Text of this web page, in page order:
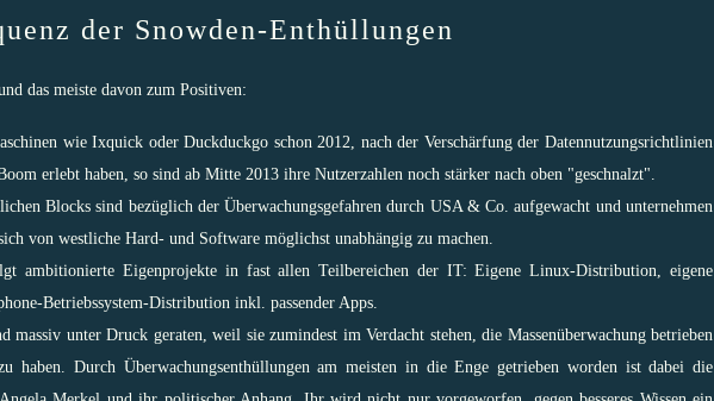
der Snowden-Enthüllungen
das meiste davon zum Positiven:
wieIxquick oderDuckduckgo schon 2012, nach der Verschärfung der Datennutzungsrichtlinien
erlebt haben, so sind ab Mitte 2013 ihre Nutzerzahlen noch stärker nach oben "geschnalzt".
Blocks sind bezüglich der Überwachungsgefahren durch USA & Co. aufgewacht und unternehmen
von westliche Hard- und Software möglichst unabhängig zu machen.
ambitionierte Eigenprojekte in fast allen Teilbereichen der IT: EigeneLinux-Distribution , eigene
Betriebssystem-Distribution inkl. passender Apps.
massiv unter Druck geraten, weil sie zumindest im Verdacht stehen, die Massenüberwachung betrieben
haben. Durch Überwachungsenthüllungen am meisten in die Enge getrieben worden ist dabei die